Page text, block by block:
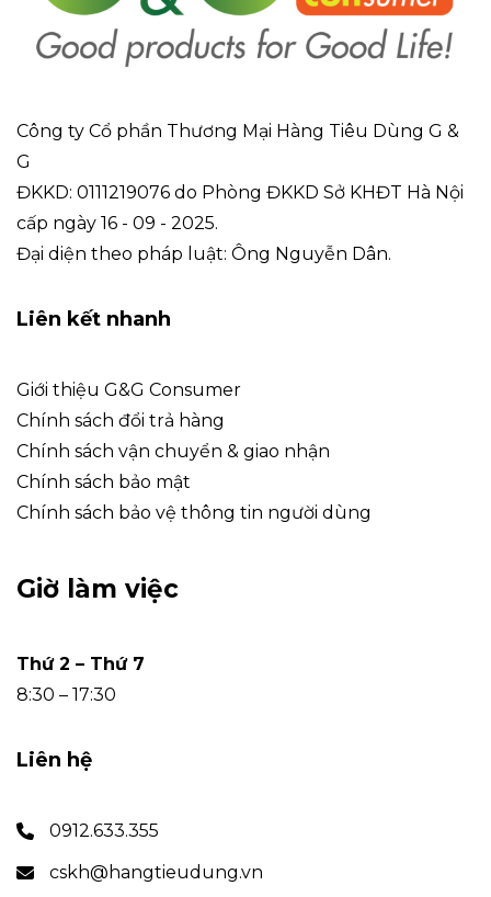
Công ty Cổ phần Thương Mại Hàng Tiêu Dùng G &
G
ĐKKD: 0111219076 do Phòng ĐKKD Sở KHĐT Hà Nội
cấp ngày 16 - 09 - 2025.
Đại diện theo pháp luật: Ông Nguyễn Dân.
Liên kết nhanh
Giới thiệu G&G Consumer
Chính sách đổi trả hàng
Chính sách vận chuyển & giao nhận
Chính sách bảo mật
Chính sách bảo vệ thông tin người dùng
Giờ làm việc
Thứ 2 – Thứ 7
8:30 – 17:30
Liên hệ
0912.633.355
cskh@hangtieudung.vn